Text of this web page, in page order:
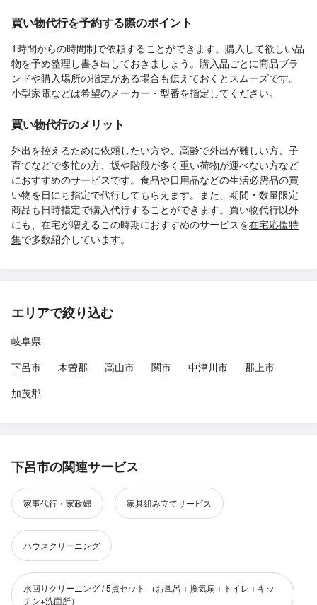
買い物代行を予約する際のポイント
1時間からの時間制で依頼することができます。購入して欲しい品
物を予め整理し書き出しておきましょう。購入品ごとに商品ブラ
ンドや購入場所の指定がある場合も伝えておくとスムーズです。
小型家電などは希望のメーカー・型番を指定してください。
買い物代行のメリット
外出を控えるために依頼したい方や、高齢で外出が難しい方、子
育てなどで多忙の方、坂や階段が多く重い荷物が運べない方など
におすすめのサービスです。食品や日用品などの生活必需品の買
い物を日にち指定で代行してもらえます。また、期間・数量限定
商品も日時指定で購入代行することができます。買い物代行以外
にも、在宅が増えるこの時期におすすめのサービスを在宅応援特
集で多数紹介しています。
エリアで絞り込む
岐阜県
下呂市
木曽郡 高山市 関市 中津川市
郡上市
加茂郡
下呂市の関連サービス
家事代行・家政婦 家具組み立てサービス
ハウスクリーニング
水回りクリーニング / 5点セット （お風呂＋換気扇＋トイレ＋キッ
チン+洗面所）